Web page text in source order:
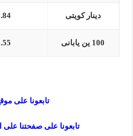
دينار كويتى
100 ين يابانى
تابعونا على
تابعونا على صفحتنا